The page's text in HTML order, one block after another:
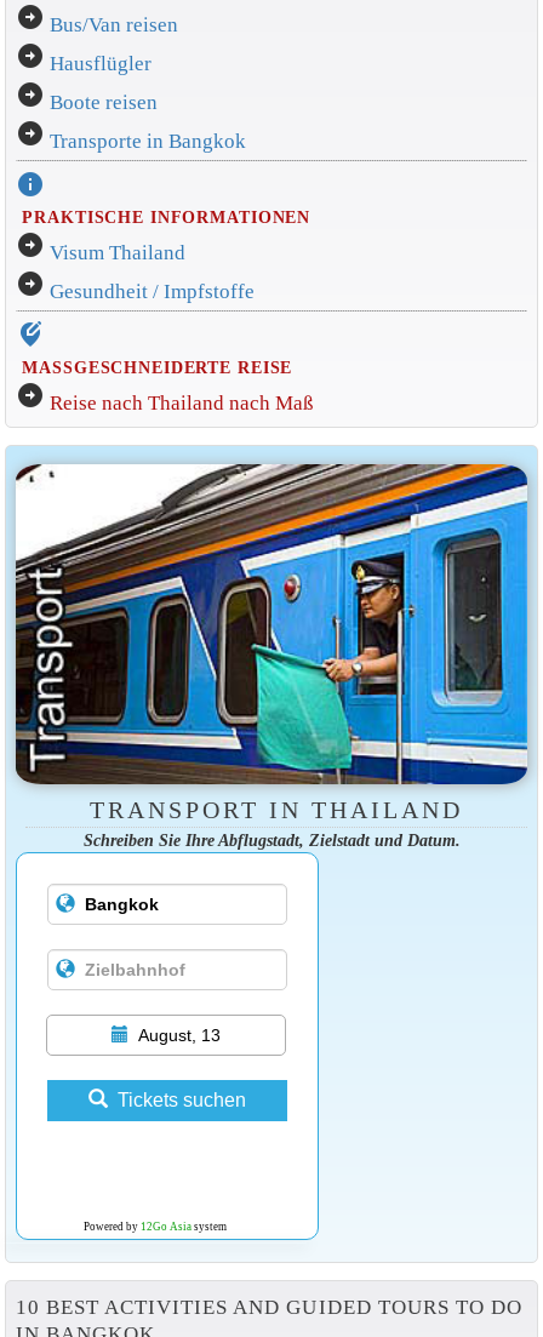
arrow_circle_right Bus/Van reisen
arrow_circle_right Hausflügler
arrow_circle_right Boote reisen
arrow_circle_right Transporte in Bangkok
info
PRAKTISCHE INFORMATIONEN
arrow_circle_right Visum Thailand
arrow_circle_right Gesundheit / Impfstoffe
edit_location_alt
MASSGESCHNEIDERTE REISE
arrow_circle_right Reise nach Thailand nach Maß
TRANSPORT IN THAILAND
Schreiben Sie Ihre Abflugstadt, Zielstadt und Datum.
August, 13
Tickets suchen
Powered by 12Go Asiasystem
10 BEST ACTIVITIES AND GUIDED TOURS TO DO